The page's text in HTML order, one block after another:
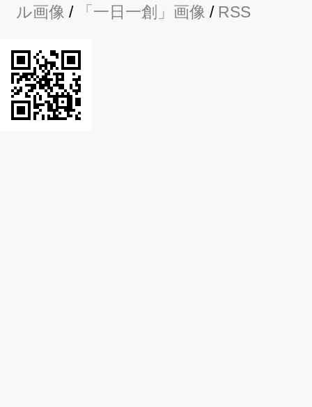
ル画像 / 「一日一創」画像 / RSS